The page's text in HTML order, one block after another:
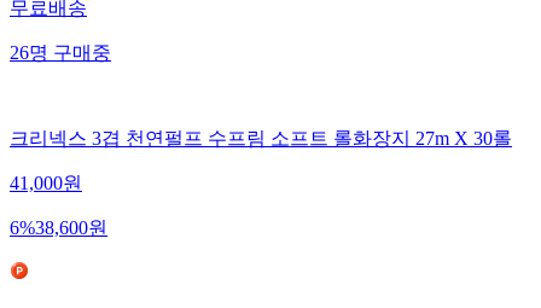
무료배송
26명구매중
크리넥스 3겹 천연펄프 수프림 소프트 롤화장지 27m X 30롤
41,000원
6%38,600원